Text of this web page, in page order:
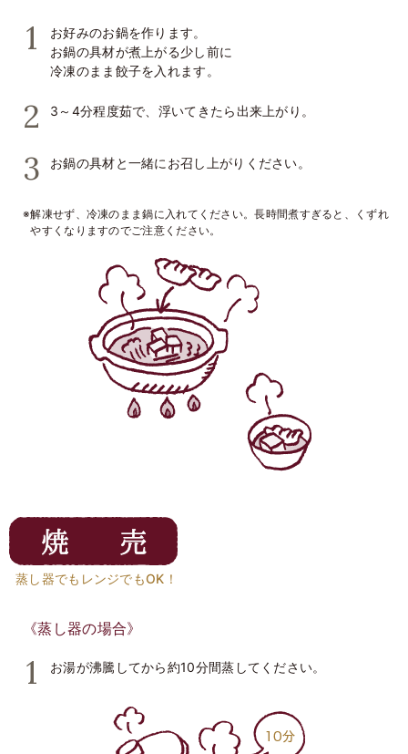
お好みのお鍋を作ります。
お鍋の具材が煮上がる少し前に
冷凍のまま餃子を入れます。
3～4分程度茹で、浮いてきたら出来上がり。
お鍋の具材と一緒にお召し上がりください。
※解凍せず、冷凍のまま鍋に入れてください。長時間煮すぎると、くずれ
やすくなりますのでご注意ください。
蒸し器でもレンジでもOK！
《蒸し器の場合》
お湯が沸騰してから約10分間蒸してください。